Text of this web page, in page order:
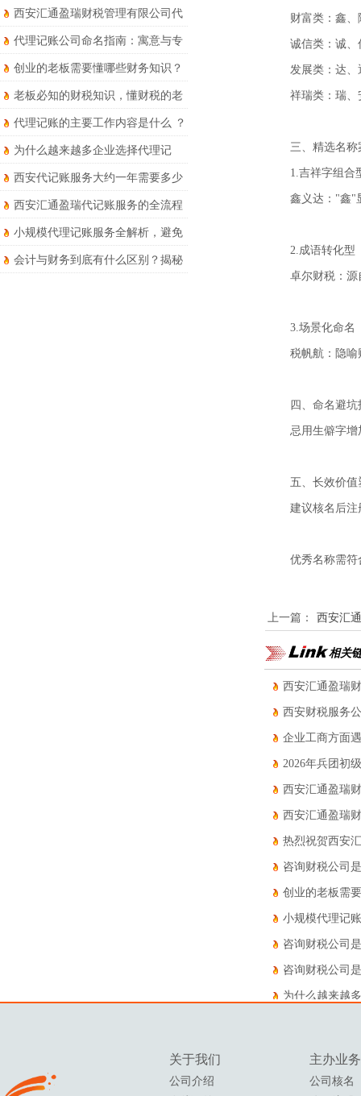
财富类：鑫
诚信类：诚、
发展类：达、
祥瑞类：瑞、
三、精选名称
1.吉祥字组合
鑫义达："鑫"
2.成语转化型
卓尔财税：
3.场景化命名
税帆航：隐
四、命名避坑
忌用生僻字
五、长效价值
建议核名后
优秀名称需
上一篇： 西安汇
祝大家马年大吉
西安汇通盈瑞财税管理有限公司代
理记账服务详解
代理记账公司命名指南：寓意与专
业并存
创业的老板需要懂哪些财务知识？
老板必知的财税知识，懂财税的老
板才能走得更远
代理记账的主要工作内容是什么 ？
为什么越来越多企业选择代理记
账？优势和风险要知晓！
西安代记账服务大约一年需要多少
钱？
西安汇通盈瑞代记账服务的全流程
财税处理有哪些?
小规模代理记账服务全解析，避免
被坑！
会计与财务到底有什么区别？揭秘
相关
西安汇通盈瑞
西安财税服务
企业工商方面
2026年兵团初
西安汇通盈瑞
西安汇通盈瑞
热烈祝贺西安
咨询财税公司
创业的老板需
小规模代理记
咨询财税公司
咨询财税公司
为什么越来越
关于我们
公司介绍
主办业务
公司核名